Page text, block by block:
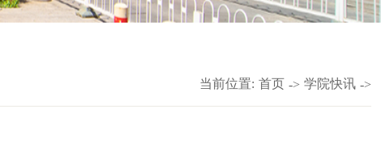
当前位置: 首页 -> 学院快讯 ->